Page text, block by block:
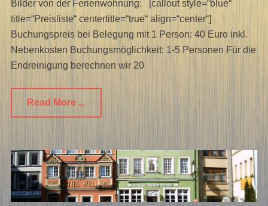
Bilder von der Ferienwohnung: [callout style=“blue“
title=“Preisliste“ centertitle=“true“ align=“center“]
Buchungspreis bei Belegung mit 1 Person: 40 Euro inkl.
Nebenkosten Buchungsmöglichkeit: 1-5 Personen Für die
Endreinigung berechnen wir 20
Read More ...